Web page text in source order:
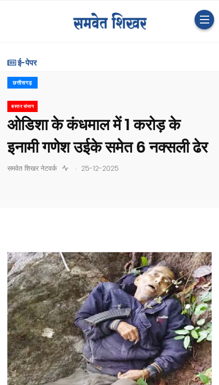
ई-पेपर
छत्तीसगढ़
बस्तर संभाग
ओडिशा के कंधमाल में 1 करोड़ के
इनामी गणेश उईके समेत 6 नक्सली ढेर
समवेत शिखर नेटवर्क . 25-12-2025